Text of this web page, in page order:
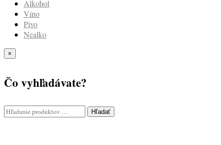
Alkohol
Víno
Pivo
Nealko
×
Čo vyhľadávate?
Hľadať